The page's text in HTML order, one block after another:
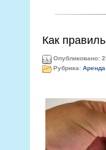
Как
Опубликовано:
Рубрика: